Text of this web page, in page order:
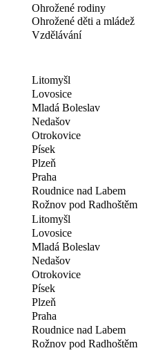
Ohrožené rodiny
Ohrožené děti a mládež
Vzdělávání
Litomyšl
Lovosice
Mladá Boleslav
Nedašov
Otrokovice
Písek
Plzeň
Praha
Roudnice nad Labem
Rožnov pod Radhoštěm
Litomyšl
Lovosice
Mladá Boleslav
Nedašov
Otrokovice
Písek
Plzeň
Praha
Roudnice nad Labem
Rožnov pod Radhoštěm